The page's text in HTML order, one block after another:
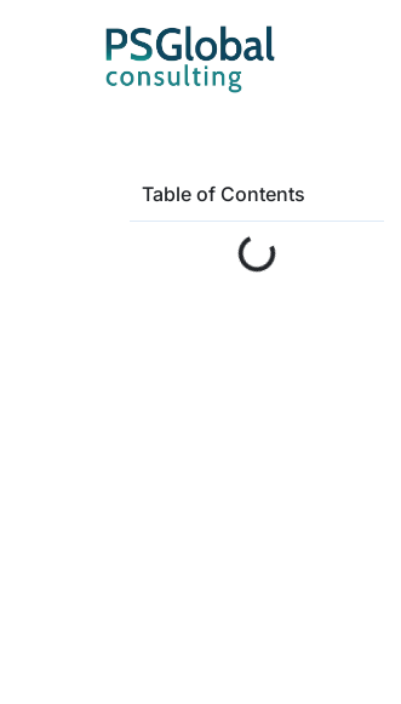
Table of Contents